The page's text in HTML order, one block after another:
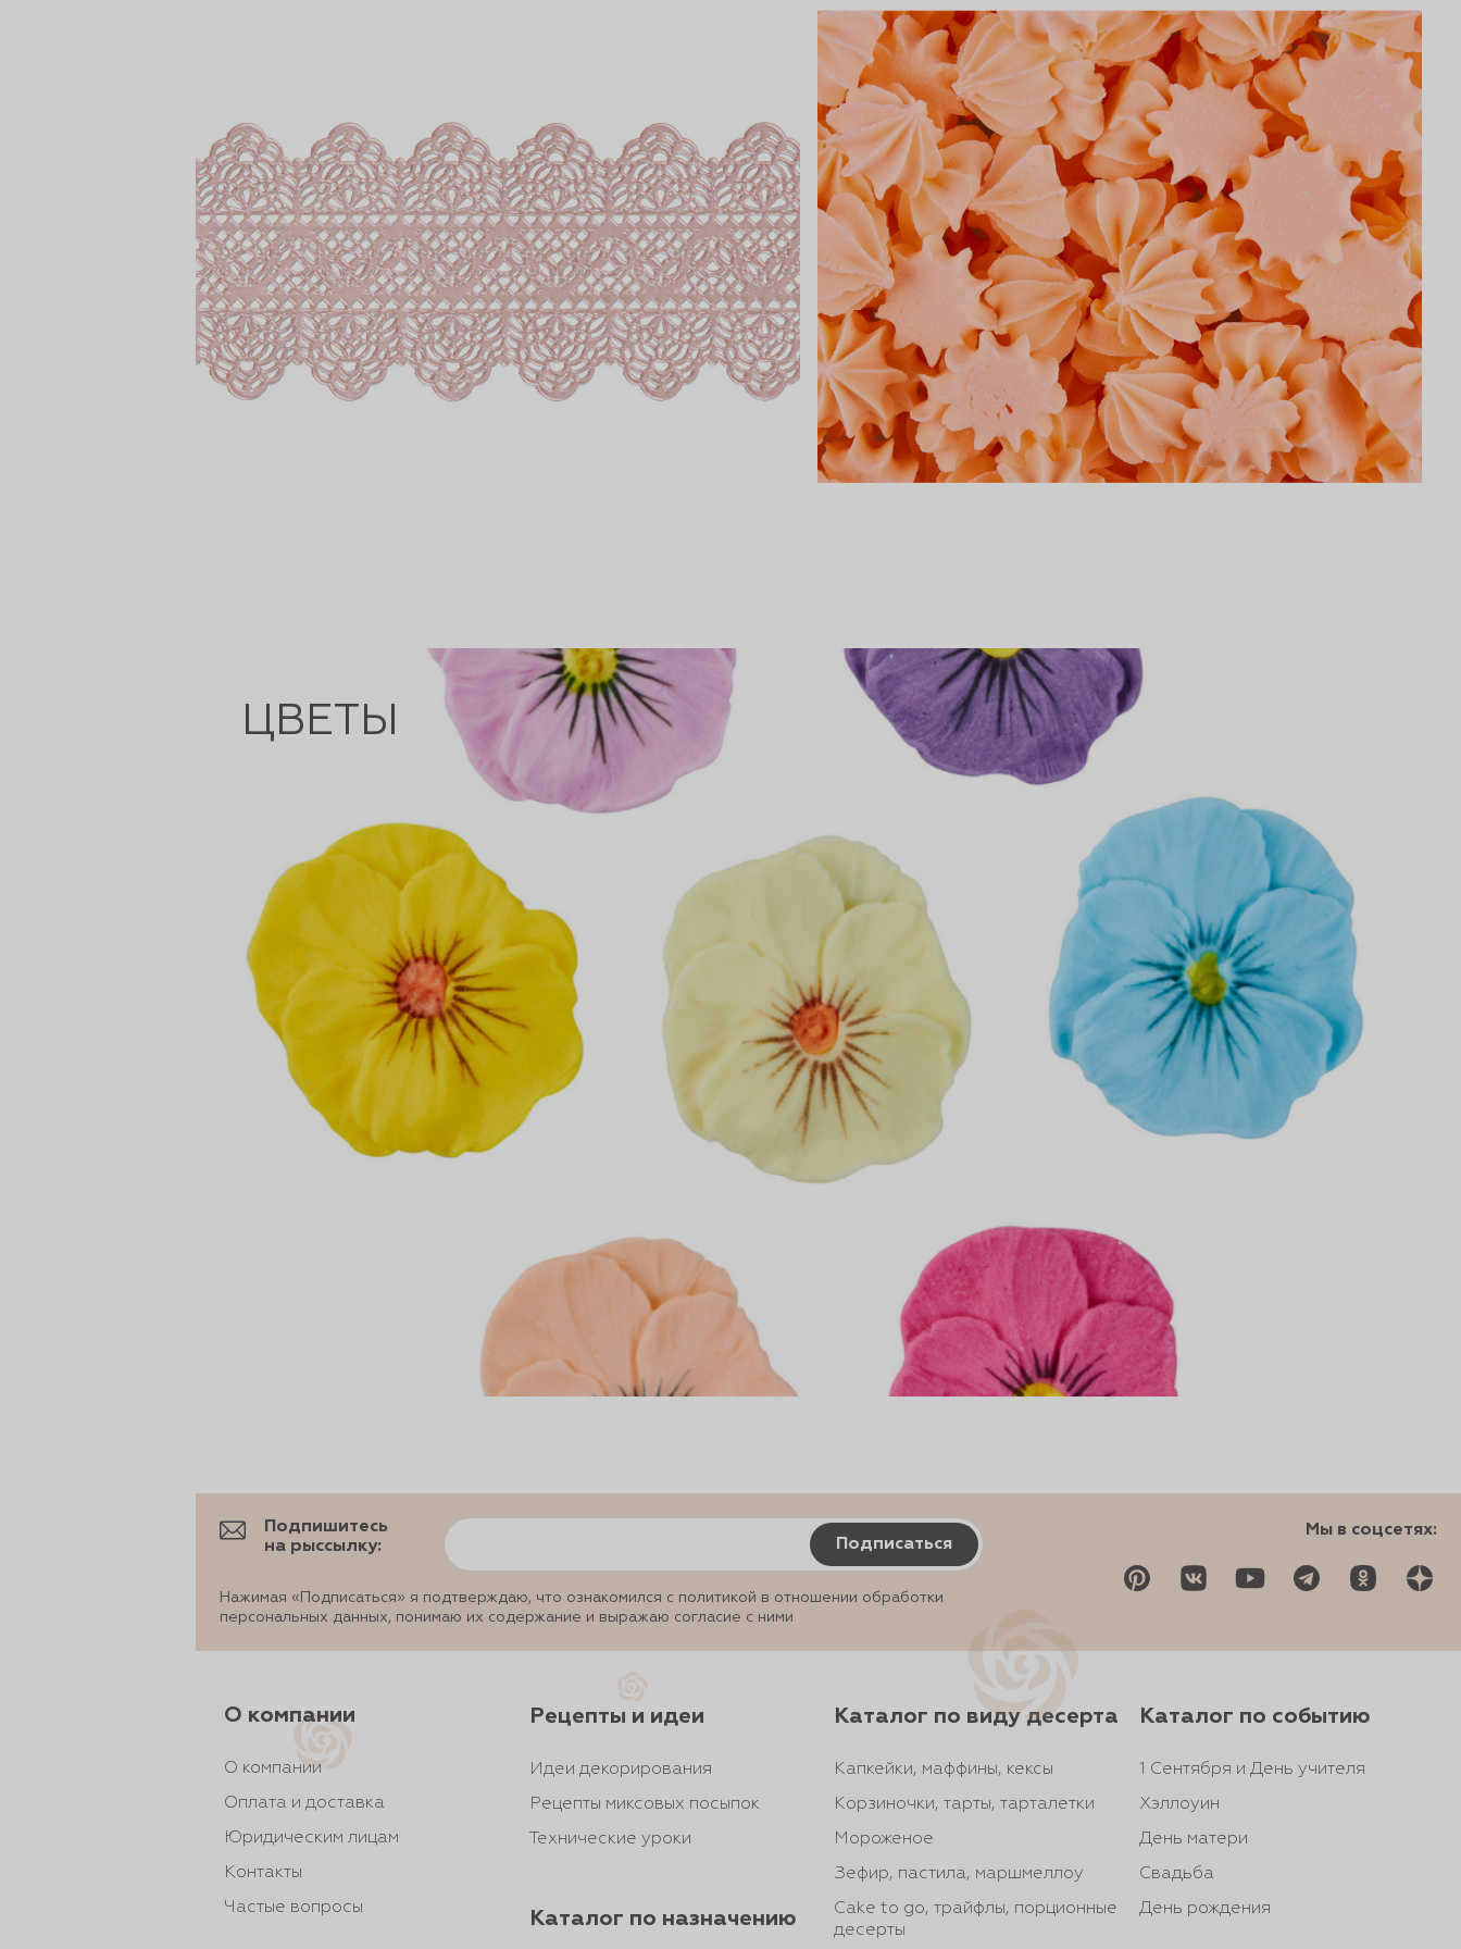
ЦВЕТЫ
Подпишитесь
на рыссылку:
Подписаться
Нажимая «Подписаться» я подтверждаю, что ознакомился с политикой в отношении обработки
персональных данных, понимаю их содержание и выражаю согласие с ними
Мы в соцсетях:
О компании
О компании
Оплата и доставка
Юридическим лицам
Контакты
Частые вопросы
Рецепты и идеи
Идеи декорирования
Рецепты миксовых посыпок
Технические уроки
Каталог по назначению
Каталог по виду десерта
Капкейки, маффины, кексы
Корзиночки, тарты, тарталетки
Мороженое
Зефир, пастила, маршмеллоу
Cake to go, трайфлы, порционные
десерты
Каталог по событию
1 Сентября и День учителя
Хэллоуин
День матери
Свадьба
День рождения